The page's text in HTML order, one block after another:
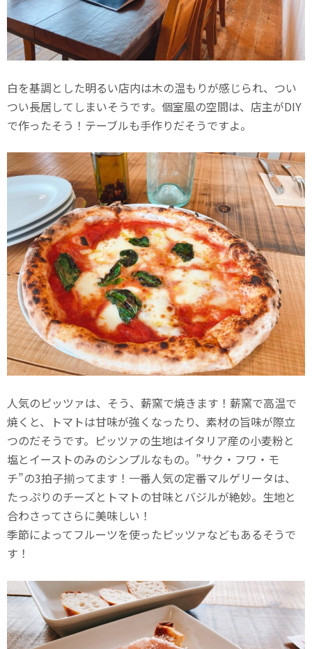
白を基調とした明るい店内は木の温もりが感じられ、つい
つい長居してしまいそうです。個室風の空間は、店主がDIY
で作ったそう！テーブルも手作りだそうですよ。
人気のピッツァは、そう、薪窯で焼きます！薪窯で高温で
焼くと、トマトは甘味が強くなったり、素材の旨味が際立
つのだそうです。ピッツァの生地はイタリア産の小麦粉と
塩とイーストのみのシンプルなもの。”サク・フワ・モ
チ”の3拍子揃ってます！一番人気の定番マルゲリータは、
たっぷりのチーズとトマトの甘味とバジルが絶妙。生地と
合わさってさらに美味しい！
季節によってフルーツを使ったピッツァなどもあるそうで
す！